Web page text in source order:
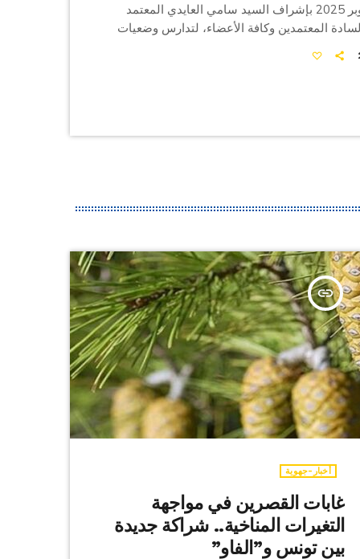
الخميس 02 أكتوبر 2025 بإشراف السيد سامي العايدي المعتمد
المعتمدين وكافة الأعضاء، لتدارس وضعيات
نحاعة التدخلات . ووفق بلاغ ولاية القيروان فقد تم
أسباب ارتفاع ظاهرة محاولات الانتحار
insert_link
أخبار-جهوية
غابات القصرين في مواجهة
التغيرات المناخية.. شراكة جديدة
بين تونس و”الفاو”